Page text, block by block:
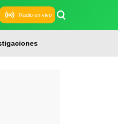
Radio en vivo